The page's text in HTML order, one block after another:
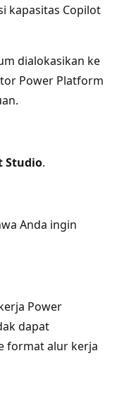
kapasitas Copilot
dialokasikan ke
Power Platform
Studio.
Anda ingin
Power
dapat
format alur kerja